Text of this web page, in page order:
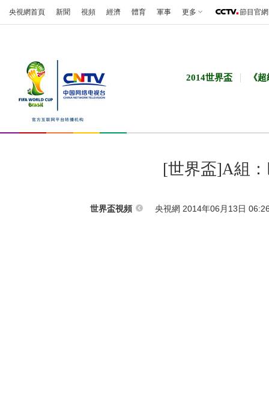
央視網首頁 新聞 視頻 經濟 體育 軍事 更多 節目官網
2014世界盃 《
[世界盃]A組
世界盃視頻 央視網 2014年06月13日